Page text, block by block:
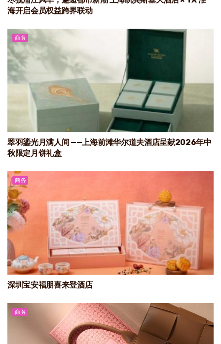
海开启会员权益跨界联动
商务
翠羽鎏光月满人间 ——上海前滩华尔道夫酒店呈献2026年中
秋限定月饼礼盒
商务
深圳宝安福朋喜来登酒店
商务